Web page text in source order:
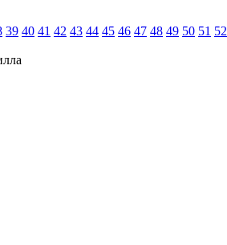
39 40 41 42 43 44 45 46 47 48 49 50 51 52